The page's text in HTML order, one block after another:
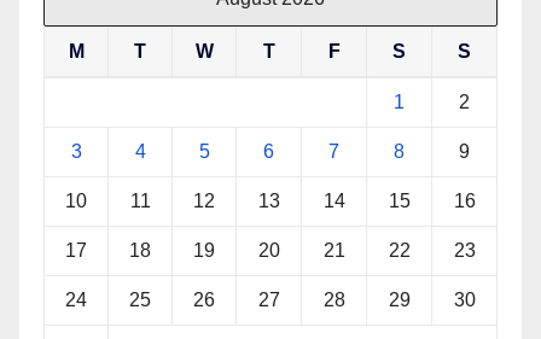
M T W T F S S
1 2
3 4 5 6 7 8 9
10 11 12 13 14 15 16
17 18 19 20 21 22 23
24 25 26 27 28 29 30